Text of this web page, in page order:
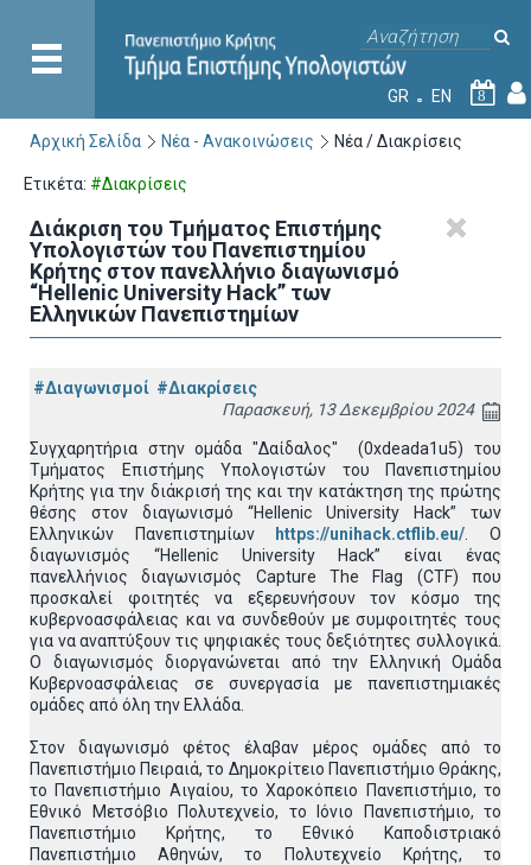
GR EN 8
Αρχική Σελίδα Νέα - Ανακοινώσεις Νέα / Διακρίσεις
Ετικέτα: #Διακρίσεις
Διάκριση του Τμήματος Επιστήμης
Υπολογιστών του Πανεπιστημίου
Κρήτης στον πανελλήνιο διαγωνισμό
“Hellenic University Hack” των
Ελληνικών Πανεπιστημίων
#Διαγωνισμοί #Διακρίσεις
Παρασκευή, 13 Δεκεμβρίου 2024
Συγχαρητήρια στην ομάδα "Δαίδαλος" (0xdeada1u5) του
Τμήματος Επιστήμης Υπολογιστών του Πανεπιστημίου
Κρήτης για την διάκρισή της και την κατάκτηση της πρώτης
θέσης στον διαγωνισμό “Hellenic University Hack” των
Ελληνικών Πανεπιστημίων
https://unihack.ctflib.eu/ . Ο
διαγωνισμός “Hellenic University Hack” είναι ένας
πανελλήνιος διαγωνισμός Capture The Flag (CTF) που
προσκαλεί φοιτητές να εξερευνήσουν τον κόσμο της
κυβερνοασφάλειας και να συνδεθούν με συμφοιτητές τους
για να αναπτύξουν τις ψηφιακές τους δεξιότητες συλλογικά.
Ο διαγωνισμός διοργανώνεται από την Ελληνική Ομάδα
Κυβερνοασφάλειας σε συνεργασία με πανεπιστημιακές
ομάδες από όλη την Ελλάδα.
Στον διαγωνισμό φέτος έλαβαν μέρος ομάδες από το
Πανεπιστήμιο Πειραιά, το Δημοκρίτειο Πανεπιστήμιο Θράκης,
το Πανεπιστήμιο Αιγαίου, το Χαροκόπειο Πανεπιστήμιο, το
Εθνικό Μετσόβιο Πολυτεχνείο, το Ιόνιο Πανεπιστήμιο, το
Πανεπιστήμιο Κρήτης, το Εθνικό Καποδιστριακό
Πανεπιστήμιο Αθηνών, το Πολυτεχνείο Κρήτης, το